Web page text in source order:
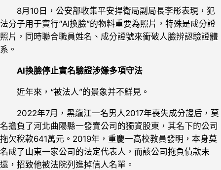
8月10日，公安部收集平安捍衛局副局長李彤表現，犯
法分子用于實行“AI換臉”的物料重要為照片，特殊是成分證
照片，同時聯合職員姓名、成分證號來衝破人臉辨認驗證體
系。
AI換臉停止實名驗證涉嫌多項守法
近年來，“被法人”的景象并不鮮見。
2022年7月，黑龍江一名男人2017年喪失成分證后，莫
名擔負了河北曲陽縣一發賣公司的獨資股東，其名下的公司
拖欠稅款641萬元。2019年，重慶一高校教員發明，本身莫
名成了山東一家公司的法定代表人，而該公司拖負債款未
還，招致他被法院列進掉信人名單。